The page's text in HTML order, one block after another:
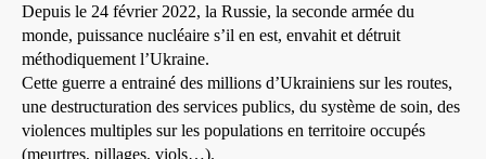
Depuis le 24 février 2022, la Russie, la seconde armée du
monde, puissance nucléaire s’il en est, envahit et détruit
méthodiquement l’Ukraine.
Cette guerre a entrainé des millions d’Ukrainiens sur les routes,
une destructuration des services publics, du système de soin, des
violences multiples sur les populations en territoire occupés